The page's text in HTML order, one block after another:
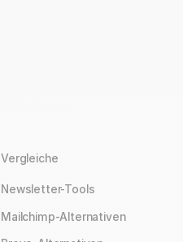
Vergleiche
Newsletter-Tools
Mailchimp-Alternativen